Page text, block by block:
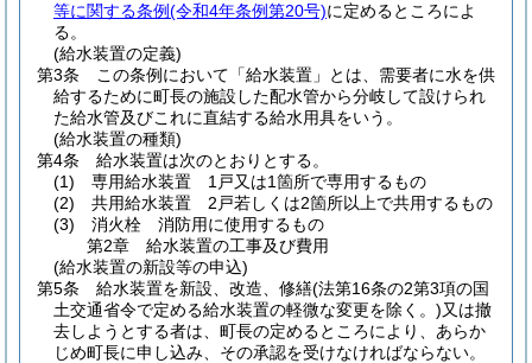
等に関する条例(令和4年条例第20号)に定めるところによ
る。
(給水装置の定義)
第3条
この条例において「給水装置」とは、需要者に水を供
給するために町長の施設した配水管から分岐して設けられ
た給水管及びこれに直結する給水用具をいう。
(給水装置の種類)
第4条
給水装置は次のとおりとする。
(1)
専用給水装置 1戸又は1箇所で専用するもの
(2)
共用給水装置 2戸若しくは2箇所以上で共用するもの
(3)
消火栓 消防用に使用するもの
第2章
給水装置の工事及び費用
(給水装置の新設等の申込)
第5条
給水装置を新設、改造、修繕(法第16条の2第3項の国
土交通省令で定める給水装置の軽微な変更を除く。)又は撤
去しようとする者は、町長の定めるところにより、あらか
じめ町長に申し込み、その承認を受けなければならない。